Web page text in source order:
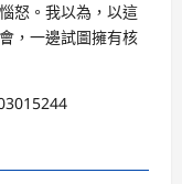
怒。我以為，以這
，一邊試圖擁有核